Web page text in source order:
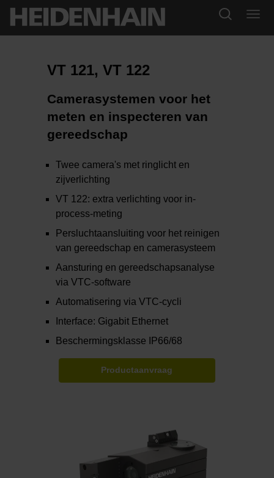
VT 121, VT 122
Camerasystemen voor het
meten en inspecteren van
gereedschap
Twee camera's met ringlicht en
zijverlichting
VT 122: extra verlichting voor in-
process-meting
Persluchtaansluiting voor het reinigen
van gereedschap en camerasysteem
Aansturing en gereedschapsanalyse
via VTC-software
Automatisering via VTC-cycli
Interface: Gigabit Ethernet
Beschermingsklasse IP66/68
Productaanvraag